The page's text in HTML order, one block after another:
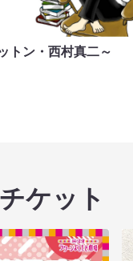
トン・西村真二～
ケット